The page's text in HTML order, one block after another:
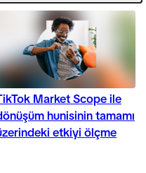
Market Scope ile
hunisinin tamamı
etkiyi ölçme